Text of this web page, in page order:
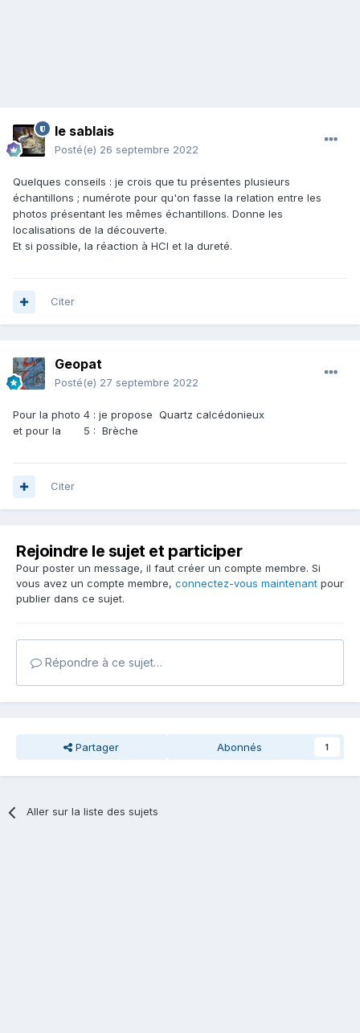
le sablais
Posté(e) 26 septembre 2022
Quelques conseils : je crois que tu présentes plusieurs
échantillons ; numérote pour qu'on fasse la relation entre les
photos présentant les mêmes échantillons. Donne les
localisations de la découverte.
Et si possible, la réaction à HCl et la dureté.
Citer
Geopat
Posté(e) 27 septembre 2022
Pour la photo 4 : je propose Quartz calcédonieux
et pour la 5 : Brèche
Citer
Rejoindre le sujet et participer
Pour poster un message, il faut créer un compte membre. Si
vous avez un compte membre, connectez-vous maintenant pour
publier dans ce sujet.
Répondre à ce sujet…
Partager Abonnés 1
Aller sur la liste des sujets